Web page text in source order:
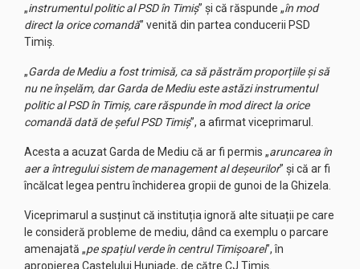
„instrumentul politic al PSD în Timiș” și că răspunde „în mod
direct la orice comandă” venită din partea conducerii PSD
Timiș.
„Garda de Mediu a fost trimisă, ca să păstrăm proporțiile și să
nu ne înșelăm, dar Garda de Mediu este astăzi instrumentul
politic al PSD în Timiș, care răspunde în mod direct la orice
comandă dată de șeful PSD Timiș”, a afirmat viceprimarul.
Acesta a acuzat Garda de Mediu că ar fi permis „aruncarea în
aer a întregului sistem de management al deșeurilor” și că ar fi
încălcat legea pentru închiderea gropii de gunoi de la Ghizela.
Viceprimarul a susținut că instituția ignoră alte situații pe care
le consideră probleme de mediu, dând ca exemplu o parcare
amenajată „pe spațiul verde în centrul Timișoarei”, în
apropierea Castelului Huniade, de către CJ Timiș.